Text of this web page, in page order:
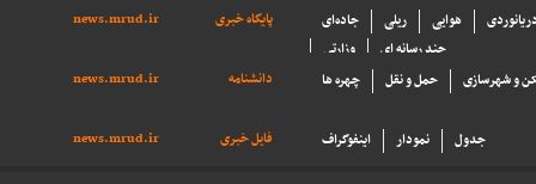
پایگاه خبری news.mrud.ir جاده‌ای ریلی هوایی
وزارتی
چند رسانه ای
دانشنامه
news.mrud.ir چهره ها حمل و نقل و شهرسازی
فایل خبری news.mrud.ir اینفوگراف نمودار جدول